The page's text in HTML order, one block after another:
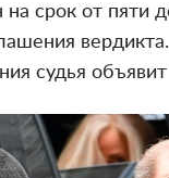
срок от пяти
судья